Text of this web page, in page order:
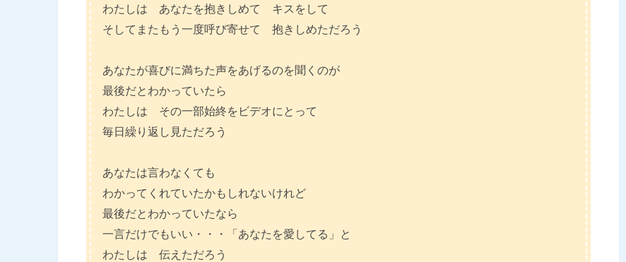
わたしは あなたを抱きしめて キスをして
そしてまたもう一度呼び寄せて 抱きしめただろう
あなたが喜びに満ちた声をあげるのを聞くのが
最後だとわかっていたら
わたしは その一部始終をビデオにとって
毎日繰り返し見ただろう
あなたは言わなくても
わかってくれていたかもしれないけれど
最後だとわかっていたなら
一言だけでもいい・・・「あなたを愛してる」と
わたしは 伝えただろう